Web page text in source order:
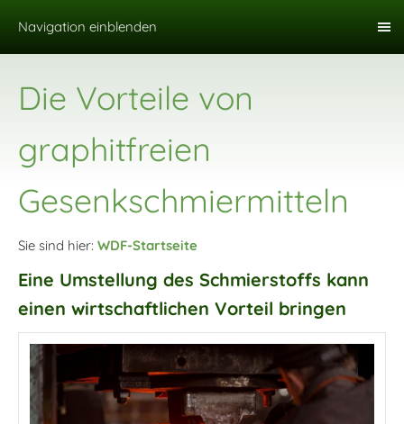
Navigation einblenden
Die Vorteile von
graphitfreien
Gesenkschmiermitteln
Sie sind hier: WDF-Startseite
Eine Umstellung des Schmierstoffs kann
einen wirtschaftlichen Vorteil bringen